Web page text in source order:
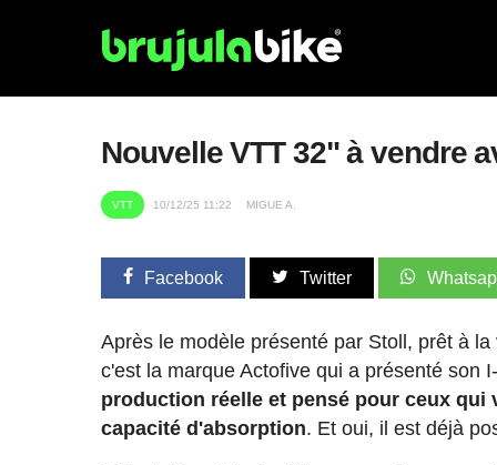
Nouvelle VTT 32" à vendre
VTT 10/12/25 11:22 MIGUE A.
Facebook Twitter
Après le modèle présenté par Stoll, prêt à
c'est la marque Actofive qui a présenté son
production réelle et pensé pour ceux
capacité d'absorption. Et oui, il est déjà